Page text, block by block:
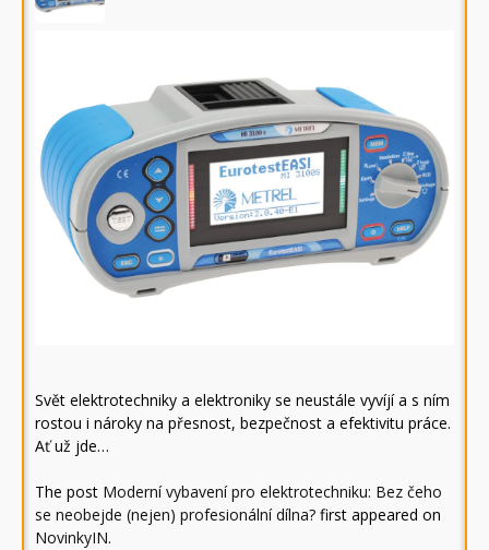
Svět elektrotechniky a elektroniky se neustále vyvíjí a s ním
rostou i nároky na přesnost, bezpečnost a efektivitu práce.
Ať už jde…
The post Moderní vybavení pro elektrotechniku: Bez čeho
se neobejde (nejen) profesionální dílna? first appeared on
NovinkyIN.